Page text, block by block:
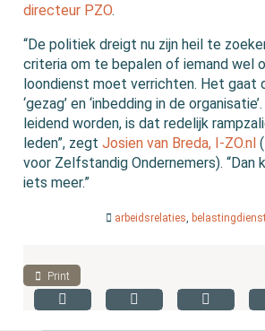
directeur PZO.
“De politiek dreigt nu zijn heil te
criteria om te bepalen of iemand wel
loondienst moet verrichten. Het gaat
‘gezag’ en ‘inbedding in de
leidend worden, is dat redelijk
leden”, zegtJosien van Breda, I-ZO.nl
voor Zelfstandig Ondernemers). “Dan
iets meer.”
arbeidsrelaties
Print